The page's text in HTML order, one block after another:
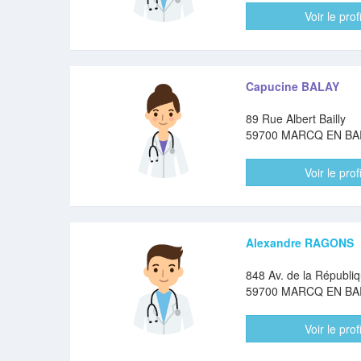
Voir le
Capucine BALAY
89 Rue Albert Bailly
59700 MARCQ EN
Voir le
Alexandre RAGONS
848 Av. de la
59700 MARCQ EN
Voir le